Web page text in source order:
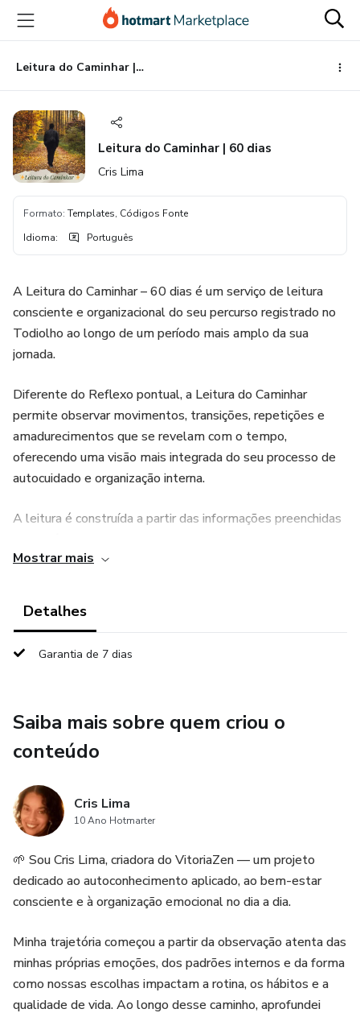
para
conteúdo
principal
para
pagamento
para
rodapé
Leitura do Caminhar | 60 dias
Leitura do Caminhar | 60 dias
Cris Lima
Formato: Templates, Códigos Fonte
Idioma: Português
A Leitura do Caminhar – 60 dias é um serviço de leitura
consciente e organizacional do seu percurso registrado no
Todiolho ao longo de um período mais amplo da sua
jornada.
Diferente do Reflexo pontual, a Leitura do Caminhar
permite observar movimentos, transições, repetições e
amadurecimentos que se revelam com o tempo,
oferecendo uma visão mais integrada do seu processo de
autocuidado e organização interna.
A leitura é construída a partir das informações preenchidas
clareza, consciência e responsabilidade sobre o próprio
Este serviço é indicado para quem deseja:
- Visualizar o próprio processo ao longo de 60 dias;
fases vividas;
- Ganhar clareza sobre escolhas, hábitos e direções;
- Organizar percepções para seguir com mais presença e
equilíbrio.
🔎 Como funciona
Você acessa a Self Emocional / Todiolho pelo link
No item “Leitura do Caminhar – 60 dias”, informa as datas
que deseja que sejam observadas e preenche a Self
Emocional atualizando as suas percepções.
Mostrar mais
Detalhes
Garantia de 7 dias
Saiba mais sobre quem criou o
conteúdo
Cris Lima
10 Ano Hotmarter
🌱 Sou Cris Lima, criadora do VitoriaZen — um projeto
dedicado ao autoconhecimento aplicado, ao bem-estar
consciente e à organização emocional no dia a dia.
Minha trajetória começou a partir da observação atenta das
minhas próprias emoções, dos padrões internos e da forma
como nossas escolhas impactam a rotina, os hábitos e a
qualidade de vida. Ao longo desse caminho, aprofundei